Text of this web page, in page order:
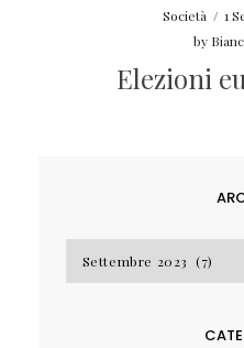
Società / 1
by
Elezioni